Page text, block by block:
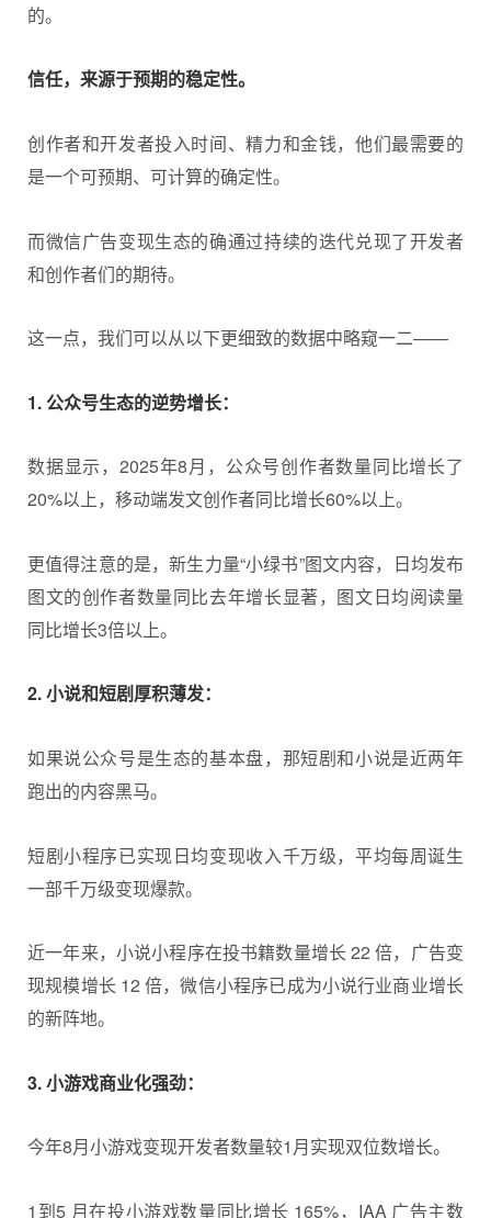
的。
信任，来源于预期的稳定性。
创作者和开发者投入时间、精力和金钱，他们最需要的
是一个可预期、可计算的确定性。
而微信广告变现生态的确通过持续的迭代兑现了开发者
和创作者们的期待。
这一点，我们可以从以下更细致的数据中略窥一二——
1. 公众号生态的逆势增长：
数据显示，2025年8月，公众号创作者数量同比增长了
20%以上，移动端发文创作者同比增长60%以上。
更值得注意的是，新生力量“小绿书”图文内容，日均发布
图文的创作者数量同比去年增长显著，图文日均阅读量
同比增长3倍以上。
2. 小说和短剧厚积薄发：
如果说公众号是生态的基本盘，那短剧和小说是近两年
跑出的内容黑马。
短剧小程序已实现日均变现收入千万级，平均每周诞生
一部千万级变现爆款。
近一年来，小说小程序在投书籍数量增长 22 倍，广告变
现规模增长 12 倍，微信小程序已成为小说行业商业增长
的新阵地。
3. 小游戏商业化强劲：
今年8月小游戏变现开发者数量较1月实现双位数增长。
1到5 月在投小游戏数量同比增长 165%，IAA 广告主数